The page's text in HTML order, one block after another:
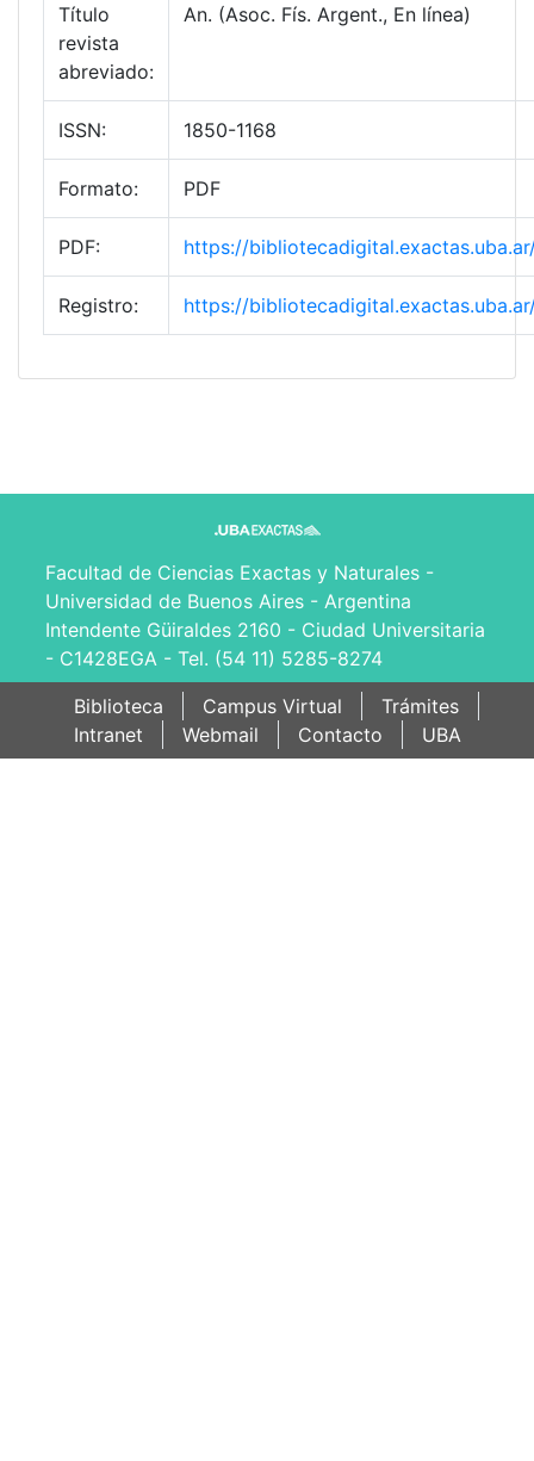
Título
revista
abreviado:
An. (Asoc. Fís. Argent., En línea)
ISSN: 1850-1168
Formato: PDF
PDF: https://
Registro: https://
Facultad de Ciencias Exactas y Naturales -
Universidad de Buenos Aires - Argentina
Intendente Güiraldes 2160 - Ciudad Universitaria
- C1428EGA - Tel. (54 11) 5285-8274
Biblioteca
Campus Virtual
Trámites
Intranet
Webmail Contacto UBA